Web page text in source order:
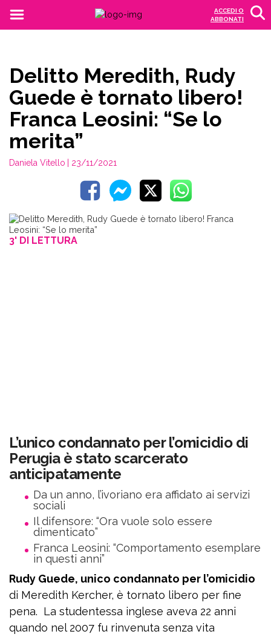
ACCEDI O
ABBONATI
Delitto Meredith, Rudy
Guede è tornato libero!
Franca Leosini: “Se lo
merita”
Daniela Vitello | 23/11/2021
3' DI LETTURA
L’unico condannato per l’omicidio di
Perugia è stato scarcerato
anticipatamente
Da un anno, l’ivoriano era affidato ai servizi
sociali
Il difensore: “Ora vuole solo essere
dimenticato”
Franca Leosini: “Comportamento esemplare
in questi anni”
Rudy Guede, unico condannato per l’omicidio
di Meredith Kercher, è tornato libero per fine
pena. La studentessa inglese aveva 22 anni
quando nel 2007 fu rinvenuta senza vita